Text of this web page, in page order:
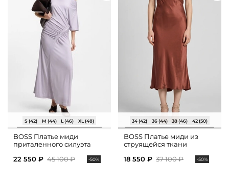
S (42) M (44) L (46) XL (48)
BOSS Платье миди
приталенного силуэта
22 550 ₽ 45 100 ₽ -50%
34 (42) 36 (44) 38 (46) 42 (50)
BOSS Платье миди из
струящейся ткани
18 550 ₽ 37 100 ₽ -50%